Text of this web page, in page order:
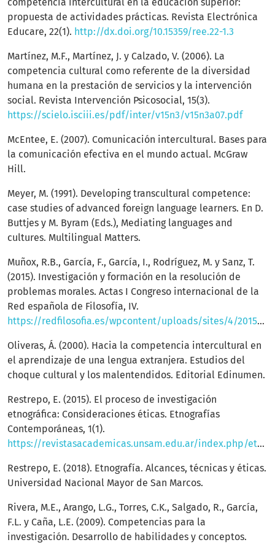
competencia intercultural en la educación superior:
propuesta de actividades prácticas. Revista Electrónica
Educare, 22(1). http://dx.doi.org/10.15359/ree.22-1.3
Martínez, M.F., Martínez, J. y Calzado, V. (2006). La
competencia cultural como referente de la diversidad
humana en la prestación de servicios y la intervención
social. Revista Intervención Psicosocial, 15(3).
https://scielo.isciii.es/pdf/inter/v15n3/v15n3a07.pdf
McEntee, E. (2007). Comunicación intercultural. Bases para
la comunicación efectiva en el mundo actual. McGraw
Hill.
Meyer, M. (1991). Developing transcultural competence:
case studies of advanced foreign language learners. En D.
Buttjes y M. Byram (Eds.), Mediating languages and
cultures. Multilingual Matters.
Muñox, R.B., García, F., García, I., Rodríguez, M. y Sanz, T.
(2015). Investigación y formación en la resolución de
problemas morales. Actas I Congreso internacional de la
Red española de Filosofía, IV.
https://redfilosofia.es/wpcontent/uploads/sites/4/2015/06/2.felix_.garcia@uam.es_.pdf
Oliveras, Á. (2000). Hacia la competencia intercultural en
el aprendizaje de una lengua extranjera. Estudios del
choque cultural y los malentendidos. Editorial Edinumen.
Restrepo, E. (2015). El proceso de investigación
etnográfica: Consideraciones éticas. Etnografías
Contemporáneas, 1(1).
https://revistasacademicas.unsam.edu.ar/index.php/etnocontemp/article/view/395
Restrepo, E. (2018). Etnografía. Alcances, técnicas y éticas.
Universidad Nacional Mayor de San Marcos.
Rivera, M.E., Arango, L.G., Torres, C.K., Salgado, R., García,
F.L. y Caña, L.E. (2009). Competencias para la
investigación. Desarrollo de habilidades y conceptos.